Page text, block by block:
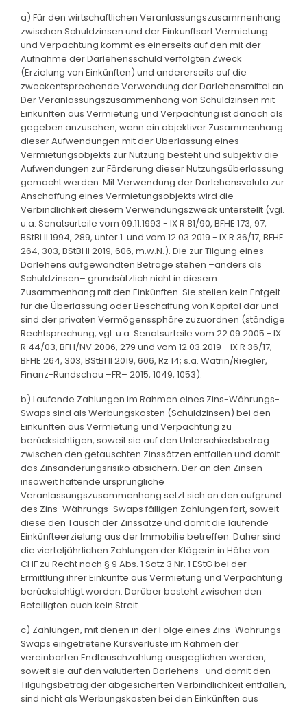
a) Für den wirtschaftlichen Veranlassungszusammenhang
zwischen Schuldzinsen und der Einkunftsart Vermietung
und Verpachtung kommt es einerseits auf den mit der
Aufnahme der Darlehensschuld verfolgten Zweck
(Erzielung von Einkünften) und andererseits auf die
zweckentsprechende Verwendung der Darlehensmittel an.
Der Veranlassungszusammenhang von Schuldzinsen mit
Einkünften aus Vermietung und Verpachtung ist danach als
gegeben anzusehen, wenn ein objektiver Zusammenhang
dieser Aufwendungen mit der Überlassung eines
Vermietungsobjekts zur Nutzung besteht und subjektiv die
Aufwendungen zur Förderung dieser Nutzungsüberlassung
gemacht werden. Mit Verwendung der Darlehensvaluta zur
Anschaffung eines Vermietungsobjekts wird die
Verbindlichkeit diesem Verwendungszweck unterstellt (vgl.
u.a. Senatsurteile vom 09.11.1993 - IX R 81/90, BFHE 173, 97,
BStBl II 1994, 289, unter 1. und vom 12.03.2019 - IX R 36/17, BFHE
264, 303, BStBl II 2019, 606, m.w.N.). Die zur Tilgung eines
Darlehens aufgewandten Beträge stehen –anders als
Schuldzinsen– grundsätzlich nicht in diesem
Zusammenhang mit den Einkünften. Sie stellen kein Entgelt
für die Überlassung oder Beschaffung von Kapital dar und
sind der privaten Vermögenssphäre zuzuordnen (ständige
Rechtsprechung, vgl. u.a. Senatsurteile vom 22.09.2005 - IX
R 44/03, BFH/NV 2006, 279 und vom 12.03.2019 - IX R 36/17,
BFHE 264, 303, BStBl II 2019, 606, Rz 14; s.a. Watrin/Riegler,
Finanz-Rundschau –FR– 2015, 1049, 1053).
b) Laufende Zahlungen im Rahmen eines Zins-Währungs-
Swaps sind als Werbungskosten (Schuldzinsen) bei den
Einkünften aus Vermietung und Verpachtung zu
berücksichtigen, soweit sie auf den Unterschiedsbetrag
zwischen den getauschten Zinssätzen entfallen und damit
das Zinsänderungsrisiko absichern. Der an den Zinsen
insoweit haftende ursprüngliche
Veranlassungszusammenhang setzt sich an den aufgrund
des Zins-Währungs-Swaps fälligen Zahlungen fort, soweit
diese den Tausch der Zinssätze und damit die laufende
Einkünfteerzielung aus der Immobilie betreffen. Daher sind
die vierteljährlichen Zahlungen der Klägerin in Höhe von …
CHF zu Recht nach § 9 Abs. 1 Satz 3 Nr. 1 EStG bei der
Ermittlung ihrer Einkünfte aus Vermietung und Verpachtung
berücksichtigt worden. Darüber besteht zwischen den
Beteiligten auch kein Streit.
c) Zahlungen, mit denen in der Folge eines Zins-Währungs-
Swaps eingetretene Kursverluste im Rahmen der
vereinbarten Endtauschzahlung ausgeglichen werden,
soweit sie auf den valutierten Darlehens- und damit den
Tilgungsbetrag der abgesicherten Verbindlichkeit entfallen,
sind nicht als Werbungskosten bei den Einkünften aus